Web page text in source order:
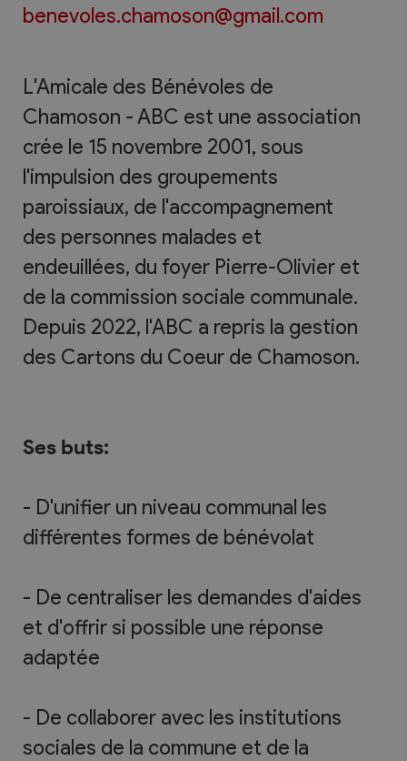
benevoles.chamoson@gmail.com
L'Amicale des Bénévoles de
Chamoson - ABC est une association
crée le 15 novembre 2001, sous
l'impulsion des groupements
paroissiaux, de l'accompagnement
des personnes malades et
endeuillées, du foyer Pierre-Olivier et
de la commission sociale communale.
Depuis 2022, l'ABC a repris la gestion
des Cartons du Coeur de Chamoson.
Ses buts:
- D'unifier un niveau communal les
différentes formes de bénévolat
- De centraliser les demandes d'aides
et d'offrir si possible une réponse
adaptée
- De collaborer avec les institutions
sociales de la commune et de la